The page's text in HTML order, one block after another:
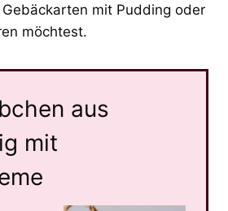
mit Pudding oder
möchtest.
aus
mit